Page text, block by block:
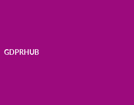
GDPRHUB